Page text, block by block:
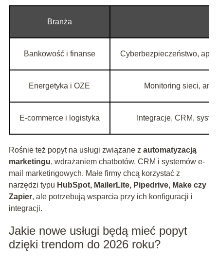
Branża
Bankowość i finanse Cyberbezpieczeństwo,
Energetyka i OZE Monitoring sieci,
E-commerce i logistyka Integracje, CRM,
Rośnie też popyt na usługi związane z automatyzacją
marketingu, wdrażaniem chatbotów, CRM i systemów e-
mail marketingowych. Małe firmy chcą korzystać z
narzędzi typu HubSpot, MailerLite, Pipedrive, Make czy
Zapier, ale potrzebują wsparcia przy ich konfiguracji i
integracji.
Jakie nowe usługi będą mieć popyt
dzięki trendom do 2026 roku?